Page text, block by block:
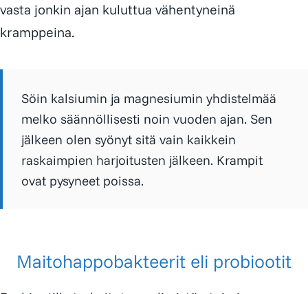
vasta jonkin ajan kuluttua vähentyneinä
kramppeina.
Söin kalsiumin ja magnesiumin yhdistelmää
melko säännöllisesti noin vuoden ajan. Sen
jälkeen olen syönyt sitä vain kaikkein
raskaimpien harjoitusten jälkeen. Krampit
ovat pysyneet poissa.
Maitohappobakteerit eli probiootit